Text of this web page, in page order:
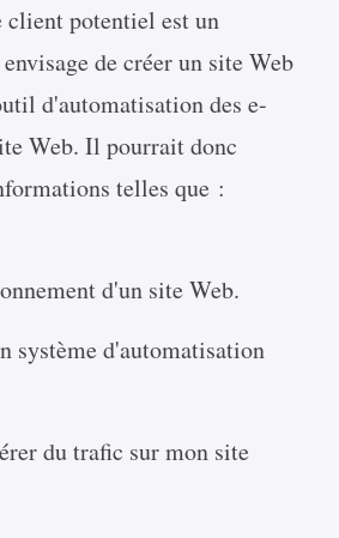
potentiel est un
de créer un site Web
d'automatisation des e-
Web. Il pourrait donc
telles que :
d'un site Web.
système d'automatisation
du trafic sur mon site